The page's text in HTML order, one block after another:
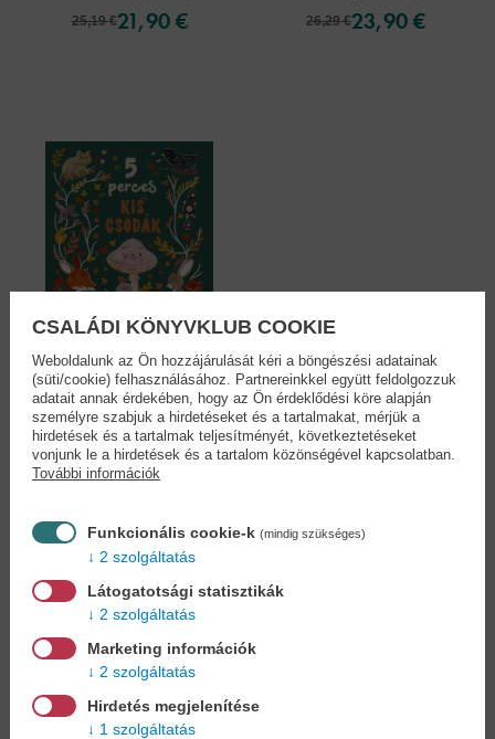
25,19 €21,90 € 26,29 €23,90 €
5 perces kis csodák
Gabby Dawnay
20,79 €18,90 €
Cookies
Miért regisztráljon az oldalunkon?
Könyvet keres?
CSALÁDI KÖNYVKLUB COOKIE
Weboldalunk az Ön hozzájárulását kéri a böngészési adatainak
(süti/cookie) felhasználásához. Partnereinkkel együtt feldolgozzuk
adatait annak érdekében, hogy az Ön érdeklődési köre alapján
személyre szabjuk a hirdetéseket és a tartalmakat, mérjük a
hirdetések és a tartalmak teljesítményét, következtetéseket
vonjunk le a hirdetések és a tartalom közönségével kapcsolatban.
További információk
Funkcionális cookie-k (mindig szükséges)
2 szolgáltatás
Látogatotsági statisztikák
2 szolgáltatás
Marketing információk
2 szolgáltatás
Hirdetés megjelenítése
1 szolgáltatás